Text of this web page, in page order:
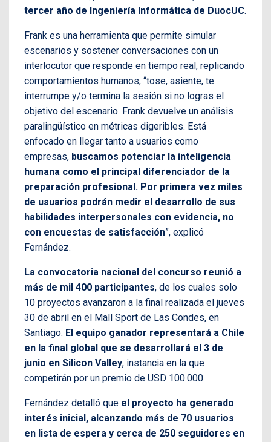
tercer año de Ingeniería Informática de DuocUC.
Frank es una herramienta que permite simular
escenarios y sostener conversaciones con un
interlocutor que responde en tiempo real, replicando
comportamientos humanos, “tose, asiente, te
interrumpe y/o termina la sesión si no logras el
objetivo del escenario. Frank devuelve un análisis
paralingüístico en métricas digeribles. Está
enfocado en llegar tanto a usuarios como
empresas, buscamos potenciar la inteligencia
humana como el principal diferenciador de la
preparación profesional. Por primera vez miles
de usuarios podrán medir el desarrollo de sus
habilidades interpersonales con evidencia, no
con encuestas de satisfacción”, explicó
Fernández.
La convocatoria nacional del concurso reunió a
más de mil 400 participantes, de los cuales solo
10 proyectos avanzaron a la final realizada el jueves
30 de abril en el Mall Sport de Las Condes, en
Santiago. El equipo ganador representará a Chile
en la final global que se desarrollará el 3 de
junio en Silicon Valley, instancia en la que
competirán por un premio de USD 100.000.
Fernández detalló que el proyecto ha generado
interés inicial, alcanzando más de 70 usuarios
en lista de espera y cerca de 250 seguidores en